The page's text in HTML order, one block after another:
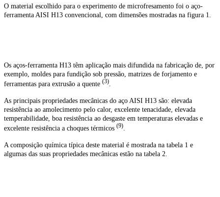
O material escolhido para o experimento de microfresamento foi o aço-
ferramenta AISI H13 convencional, com dimensões mostradas na figura 1.
Os aços-ferramenta H13 têm aplicação mais difundida na fabricação de, por
exemplo, moldes para fundição sob pressão, matrizes de forjamento e
ferramentas para extrusão a quente (3).
As principais propriedades mecânicas do aço AISI H13 são: elevada
resistência ao amolecimento pelo calor, excelente tenacidade, elevada
temperabilidade, boa resistência ao desgaste em temperaturas elevadas e
excelente resistência a choques térmicos (9)
A composição química típica deste material é mostrada na tabela 1 e
algumas das suas propriedades mecânicas estão na tabela 2.